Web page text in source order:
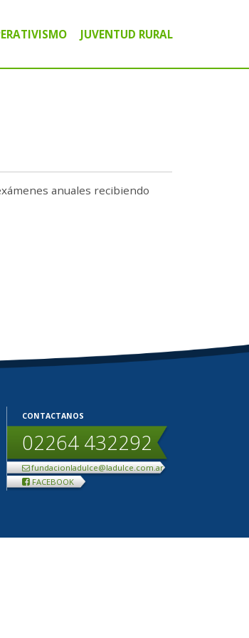
JUVENTUD RURAL
anuales recibiendo
CONTACTANOS
02264 432292
fundacionladulce@ladulce.com.ar
FACEBOOK